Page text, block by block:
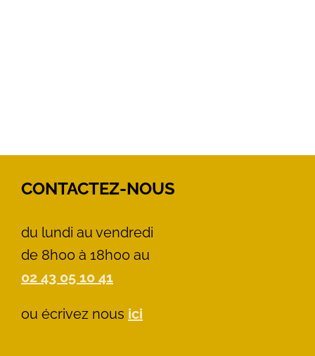
CONTACTEZ-NOUS
du lundi au vendredi
de 8h00 à 18h00 au
02 43 05 10 41
ou écrivez nous ici